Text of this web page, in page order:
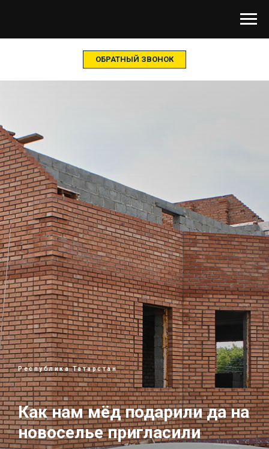
ОБРАТНЫЙ ЗВОНОК
Республика Татарстан
Как нам мёд подарили да на
новоселье пригласили